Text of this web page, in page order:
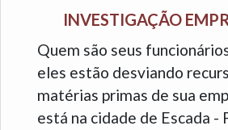
INVESTIGAÇÃO
Quem são seus
eles estão desviando
matérias primas de sua
está na cidade de Escada -